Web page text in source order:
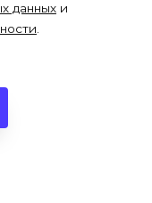
данных и
.